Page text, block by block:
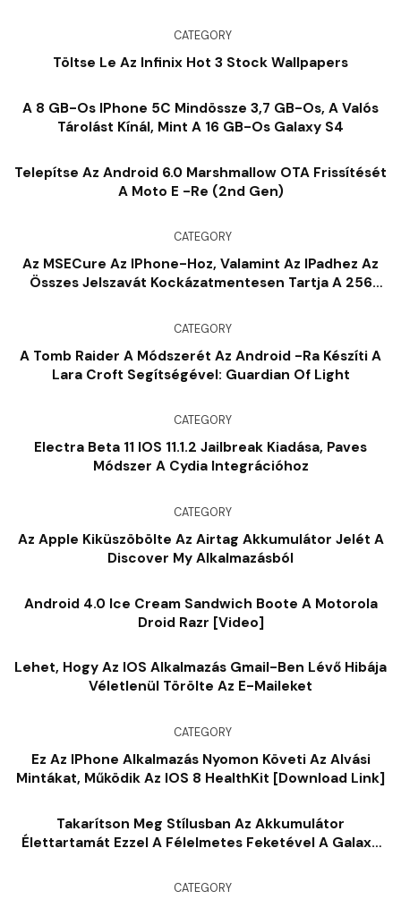
CATEGORY
Töltse Le Az Infinix Hot 3 Stock Wallpapers
A 8 GB-Os IPhone 5C Mindössze 3,7 GB-Os, A Valós
Tárolást Kínál, Mint A 16 GB-Os Galaxy S4
Telepítse Az Android 6.0 Marshmallow OTA Frissítését
A Moto E -re (2nd Gen)
CATEGORY
Az MSECure Az IPhone-Hoz, Valamint Az IPadhez Az
Összes Jelszavát Kockázatmentesen Tartja A 256
CATEGORY
A Tomb Raider A Módszerét Az Android -ra Készíti A
Lara Croft Segítségével: Guardian Of Light
CATEGORY
Electra Beta 11 IOS 11.1.2 Jailbreak Kiadása, Paves
Módszer A Cydia Integrációhoz
CATEGORY
Az Apple Kiküszöbölte Az Airtag Akkumulátor Jelét A
Discover My Alkalmazásból
Android 4.0 Ice Cream Sandwich Boote A Motorola
Droid Razr [Video]
Lehet, Hogy Az IOS Alkalmazás Gmail-Ben Lévő Hibája
Véletlenül Törölte Az E-Maileket
CATEGORY
Ez Az IPhone Alkalmazás Nyomon Követi Az Alvási
Mintákat, Működik Az IOS 8 HealthKit [Download Link]
Takarítson Meg Stílusban Az Akkumulátor
Élettartamát Ezzel A Félelmetes Feketével A Galaxy
CATEGORY